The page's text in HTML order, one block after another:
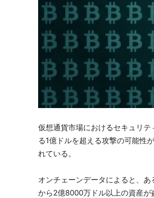
仮想通貨市場におけるセキュリ
る1億ドルを超える攻撃の可能性
れている。
オンチェーンデータによると、
から2億8000万ドル以上の資産が